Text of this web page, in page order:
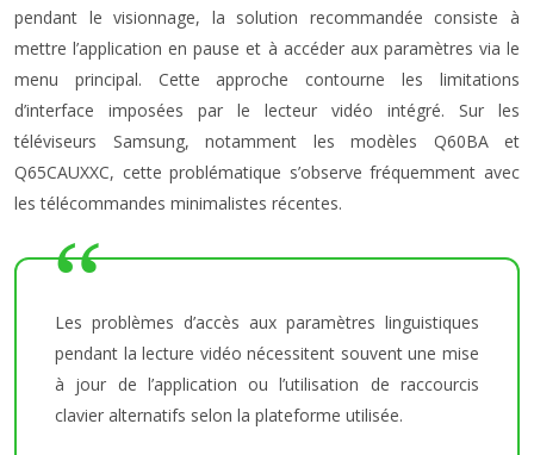
pendant le visionnage, la solution recommandée consiste à
mettre l’application en pause et à accéder aux paramètres via le
menu principal. Cette approche contourne les limitations
d’interface imposées par le lecteur vidéo intégré. Sur les
téléviseurs Samsung, notamment les modèles Q60BA et
Q65CAUXXC, cette problématique s’observe fréquemment avec
les télécommandes minimalistes récentes.
Les problèmes d’accès aux paramètres linguistiques
pendant la lecture vidéo nécessitent souvent une mise
à jour de l’application ou l’utilisation de raccourcis
clavier alternatifs selon la plateforme utilisée.